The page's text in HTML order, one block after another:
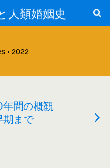
人類婚姻史
› 2022
間の概観
期まで